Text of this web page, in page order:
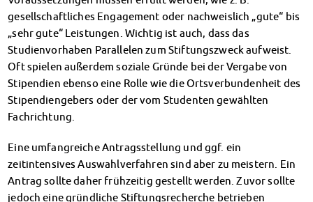
AnsprechpartnerInnen
Über uns
Infopoints & Beratungscenter
Beratungstermine im Überblick
Unsere Organisation
Personalrat
Lageplan
Dokumente
Stellenangebote
AnsprechpartnerInnen
Impressum
gesellschaftliches Engagement oder nachweislich „gute“ bis
„sehr gute“ Leistungen. Wichtig ist auch, dass das
Studienvorhaben Parallelen zum Stiftungszweck aufweist.
Oft spielen außerdem soziale Gründe bei der Vergabe von
Stipendien ebenso eine Rolle wie die Ortsverbundenheit des
Stipendiengebers oder der vom Studenten gewählten
Fachrichtung.
Eine umfangreiche Antragsstellung und ggf. ein
zeitintensives Auswahlverfahren sind aber zu meistern. Ein
Antrag sollte daher frühzeitig gestellt werden. Zuvor sollte
jedoch eine gründliche Stiftungsrecherche betrieben